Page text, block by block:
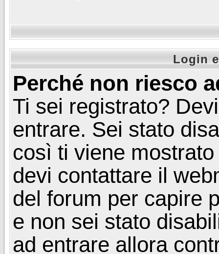
Login
Perché non riesco
Ti sei registrato?
entrare. Sei stato
così ti viene
devi contattare il
del forum per capire
e non sei stato
ad entrare allora